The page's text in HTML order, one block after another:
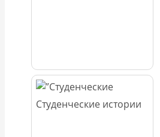
Студенческие истории